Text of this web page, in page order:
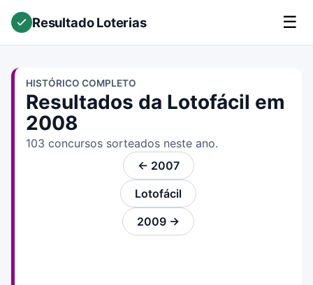
Resultado Loterias ☰
HISTÓRICO COMPLETO
Resultados da Lotofácil em
2008
103 concursos sorteados neste ano.
← 2007
Lotofácil
2009 →